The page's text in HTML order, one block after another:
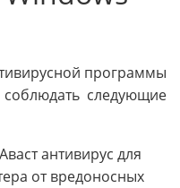
программы
следующие
антивирус для
от вредоносных